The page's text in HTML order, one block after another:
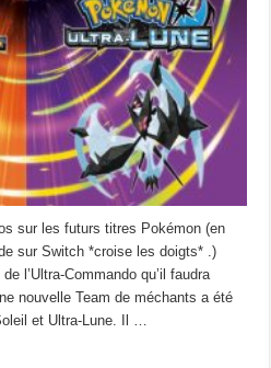
sur les futurs titres Pokémon (en
sur Switch *croise les doigts* .)
l’Ultra-Commando qu’il faudra
nouvelle Team de méchants a été
et Ultra-Lune. Il …